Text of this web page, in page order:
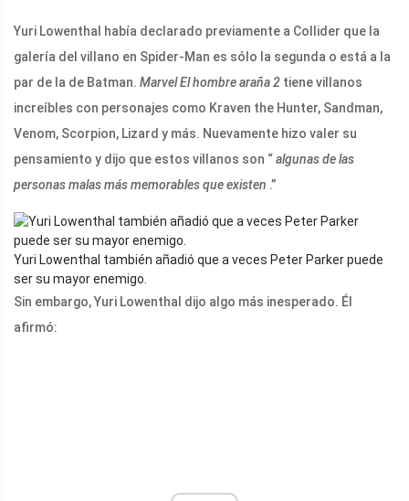
Yuri Lowenthal había declarado previamente a Collider que la
galería del villano en Spider-Man es sólo la segunda o está a la
par de la de Batman. MarvelEl hombre araña 2 tiene villanos
increíbles con personajes como Kraven the Hunter, Sandman,
Venom, Scorpion, Lizard y más. Nuevamente hizo valer su
pensamiento y dijo que estos villanos son “algunas de las
personas malas más memorables que existen .”
Yuri Lowenthal también añadió que a veces Peter Parker puede
ser su mayor enemigo.
Sin embargo, Yuri Lowenthal dijo algo más inesperado. Él
afirmó: